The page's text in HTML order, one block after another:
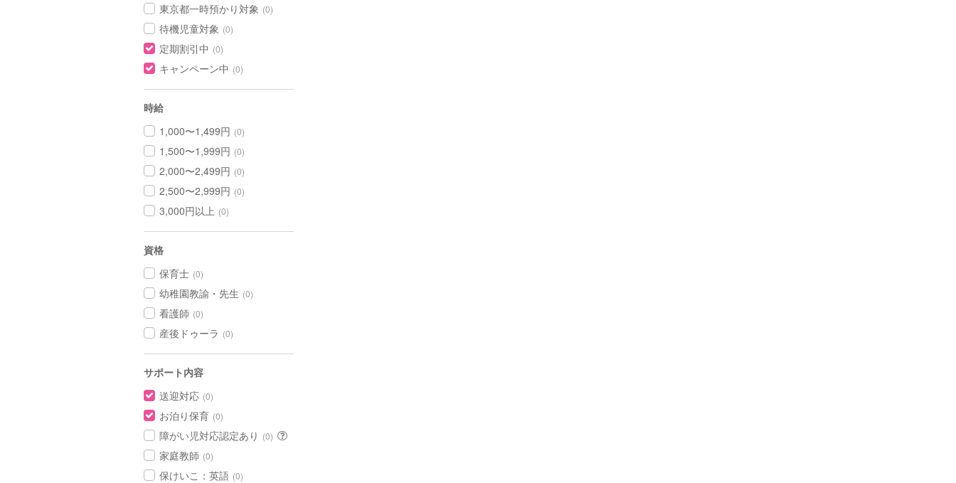
東京都一時預かり対象 (0)
待機児童対象 (0)
定期割引中 (0)
キャンペーン中 (0)
時給
1,000〜1,499円 (0)
1,500〜1,999円 (0)
2,000〜2,499円 (0)
2,500〜2,999円 (0)
3,000円以上 (0)
資格
保育士 (0)
幼稚園教諭・先生 (0)
看護師 (0)
産後ドゥーラ (0)
サポート内容
送迎対応 (0)
お泊り保育 (0)
障がい児対応認定あり (0)
家庭教師 (0)
保けいこ：英語 (0)